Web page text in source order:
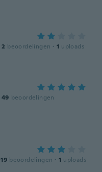
2 beoordelingen · 1 uploads
49 beoordelingen
19 beoordelingen · 1 uploads